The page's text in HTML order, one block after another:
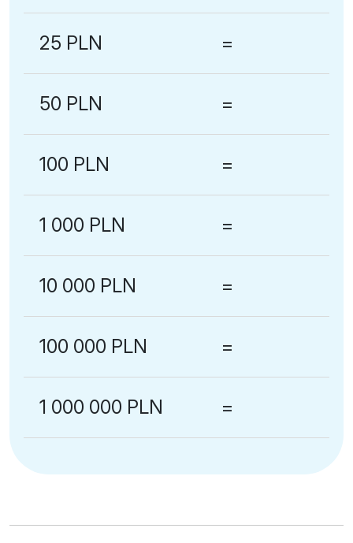
25 PLN =
50 PLN =
100 PLN =
1 000 PLN =
10 000 PLN =
100 000 PLN =
1 000 000 PLN =